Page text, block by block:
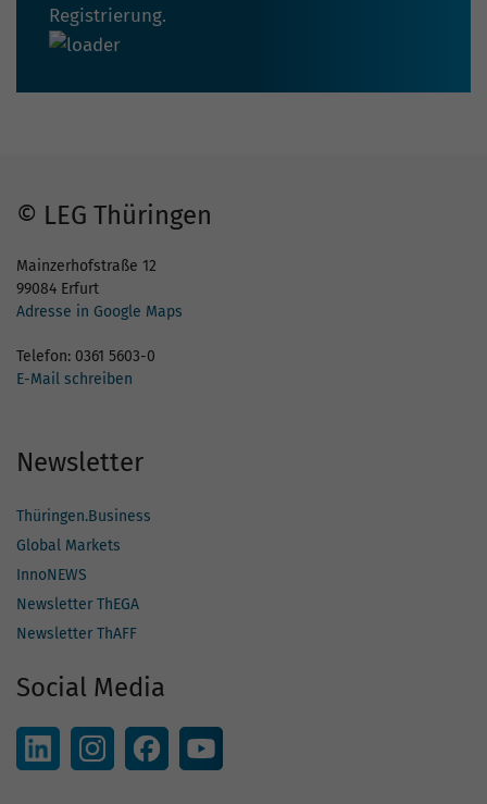
Registrierung.
© LEG Thüringen
Mainzerhofstraße 12
99084 Erfurt
Adresse in Google Maps
Telefon: 0361 5603-0
E-Mail schreiben
Newsletter
Thüringen.Business
Global Markets
InnoNEWS
Newsletter ThEGA
Newsletter ThAFF
Social Media